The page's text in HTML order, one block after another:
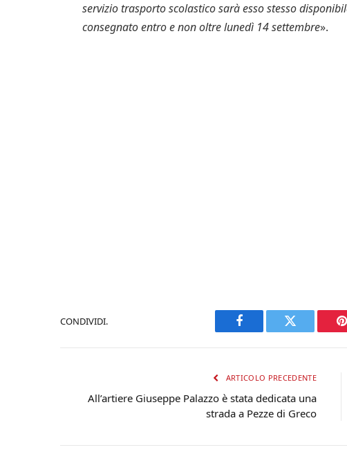
servizio trasporto scolastico sarà esso stesso
consegnato entro e non oltre lunedì 14 settembre».
CONDIVIDI.
Facebook Twitter
ARTICOLO PRECEDENTE
All’artiere Giuseppe Palazzo è stata dedicata una
strada a Pezze di Greco